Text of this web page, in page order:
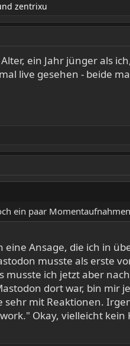
zentrixu
ein Jahr jünger als
live gesehen - beide
ein paar
eine Ansage, die ich in
musste als erste
musste ich jetzt aber
dort war, bin mir
mit Reaktionen.
Okay, vielleicht